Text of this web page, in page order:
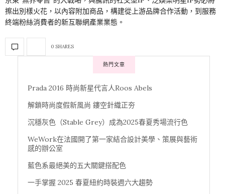
擦出別樣火花，以內容附加商品，構建從上游品牌合作活動，到服務
終端粉絲消費者的新互聯網產業業態。
0 SHARES
熱門文章
Prada 2016 時尚新星代言人Roos Abels
解鎖時尚度假新風尚 鏤空針織正夯
沉穩灰色（Stable Grey）成為2025春夏秀場流行色
WeWork在法國開了第一家結合設計美學、策展與藝術
感的辦公室
藍色系最絕美的五大關鍵搭配色
一手掌握 2025 春夏紐約時裝週六大趨勢